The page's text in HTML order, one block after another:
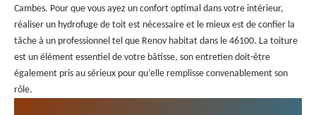
Cambes. Pour que vous ayez un confort optimal dans votre intérieur,
réaliser un hydrofuge de toit est nécessaire et le mieux est de confier la
tâche à un professionnel tel que Renov habitat dans le 46100. La toiture
est un élément essentiel de votre bâtisse, son entretien doit-être
également pris au sérieux pour qu’elle remplisse convenablement son
rôle.